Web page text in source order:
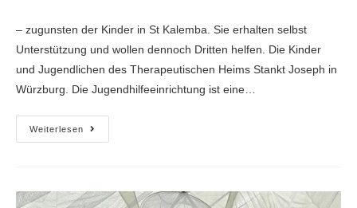
– zugunsten der Kinder in St Kalemba. Sie erhalten selbst
Unterstützung und wollen dennoch Dritten helfen. Die Kinder
und Jugendlichen des Therapeutischen Heims Stankt Joseph in
Würzburg. Die Jugendhilfeeinrichtung ist eine…
Weiterlesen